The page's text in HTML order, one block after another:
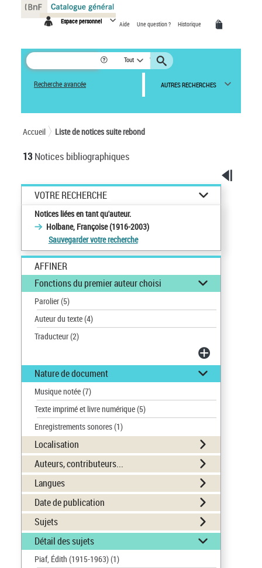
Espace personnel Aide Une question ? Historique
Tout
Recherche avancée AUTRES RECHERCHES
Accueil Liste de notices suite rebond
13 Notices bibliographiques
VOTRE RECHERCHE
Notices liées en tant qu'auteur.
Holbane, Françoise (1916-2003)
Sauvegarder votre recherche
AFFINER
Fonctions du premier auteur choisi
Parolier(5)
Auteur du texte(4)
Traducteur(2)
Nature de document
Musique notée(7)
Texte imprimé et livre numérique(5)
Enregistrements sonores(1)
Localisation
Auteurs, contributeurs...
Langues
Date de publication
Sujets
Détail des sujets
Piaf, Édith (1915-1963)(1)
Panneau de gestion des cookies